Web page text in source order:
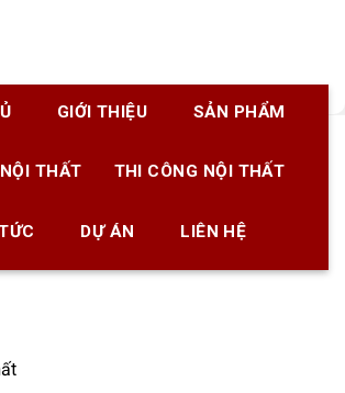
GIỚI THIỆU SẢN PHẨM
THẤT THI CÔNG NỘI THẤT
DỰ ÁN LIÊN HỆ